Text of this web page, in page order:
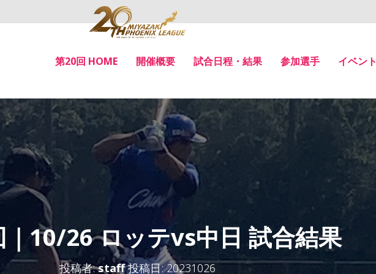
第20回 HOME 開催概要 試合日程・結果 参加選手 イベント
10/26 ロッテvs中日 試合結果
投稿者:staff投稿日:20231026